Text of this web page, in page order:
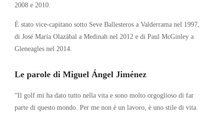
2008 e 2010.
È stato vice-capitano sotto Seve Ballesteros a Valderrama nel 1997,
di José María Olazábal a Medinah nel 2012 e di Paul McGinley a
Gleneagles nel 2014.
Le parole di Miguel Ángel Jiménez
“Il golf mi ha dato tutto nella vita e sono molto orgoglioso di far
parte di questo mondo. Per me non è un lavoro, è uno stile di vita.